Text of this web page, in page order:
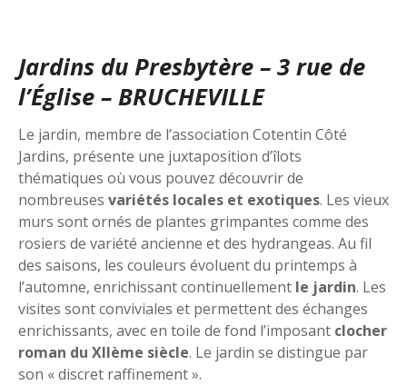
Jardins du Presbytère – 3 rue de
l’Église – BRUCHEVILLE
Le jardin, membre de l’association Cotentin Côté
Jardins, présente une juxtaposition d’îlots
thématiques où vous pouvez découvrir de
nombreuses variétés locales et exotiques. Les vieux
murs sont ornés de plantes grimpantes comme des
rosiers de variété ancienne et des hydrangeas. Au fil
des saisons, les couleurs évoluent du printemps à
l’automne, enrichissant continuellement le jardin. Les
visites sont conviviales et permettent des échanges
enrichissants, avec en toile de fond l’imposant clocher
roman du XIIème siècle. Le jardin se distingue par
son « discret raffinement ».